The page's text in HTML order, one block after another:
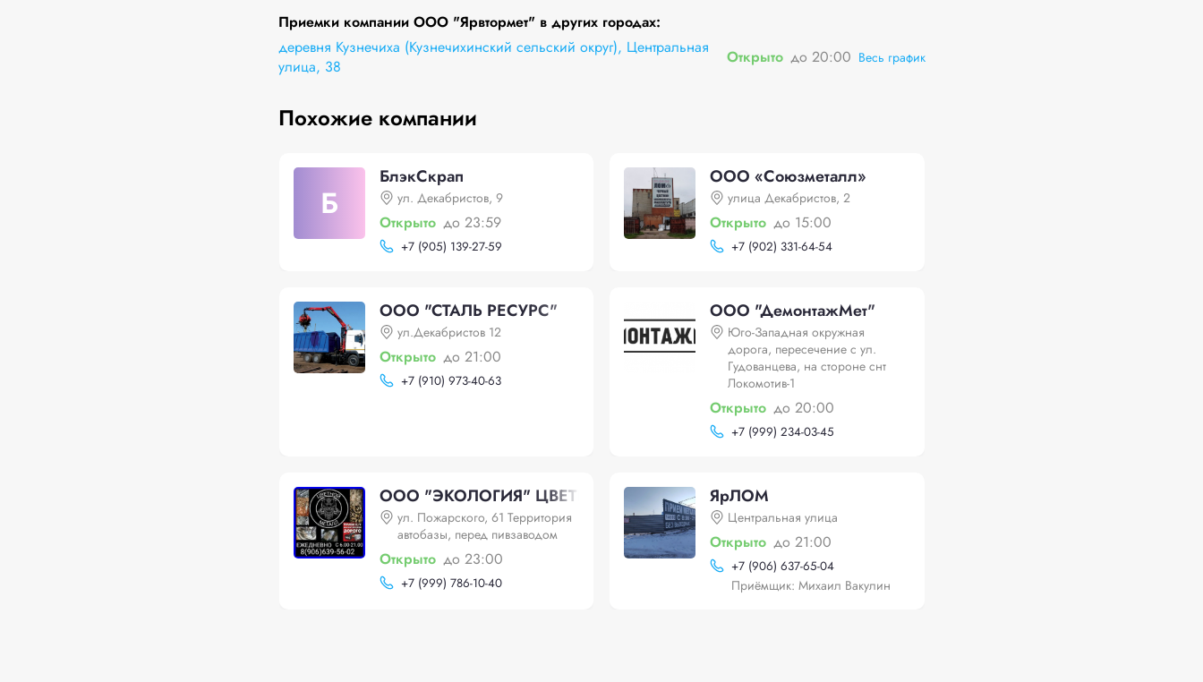
Приемки компании ООО "Ярвтормет" в других городах:
деревня Кузнечиха (Кузнечихинский сельский округ), Центральная
улица, 38
Открыто до 20:00 Весь график
Похожие компании
Б
БлэкСкрап
ул. Декабристов, 9
Открыто до 23:59
+7 (905) 139-27-59
ООО «Союзметалл»
улица Декабристов, 2
Открыто до 15:00
+7 (902) 331-64-54
ООО "СТАЛЬ РЕСУРС"
ул.Декабристов 12
Открыто до 21:00
+7 (910) 973-40-63
ООО "ДемонтажМет"
Юго-Западная окружная
дорога, пересечение с ул.
Гудованцева, на стороне снт
Локомотив-1
Открыто до 20:00
+7 (999) 234-03-45
ООО "ЭКОЛОГИЯ" ЦВЕТНОЙ ЛОМ
ул. Пожарского, 61 Территория
автобазы, перед пивзаводом
Открыто до 23:00
+7 (999) 786-10-40
ЯрЛОМ
Центральная улица
Открыто до 21:00
+7 (906) 637-65-04
Приёмщик: Михаил Вакулин